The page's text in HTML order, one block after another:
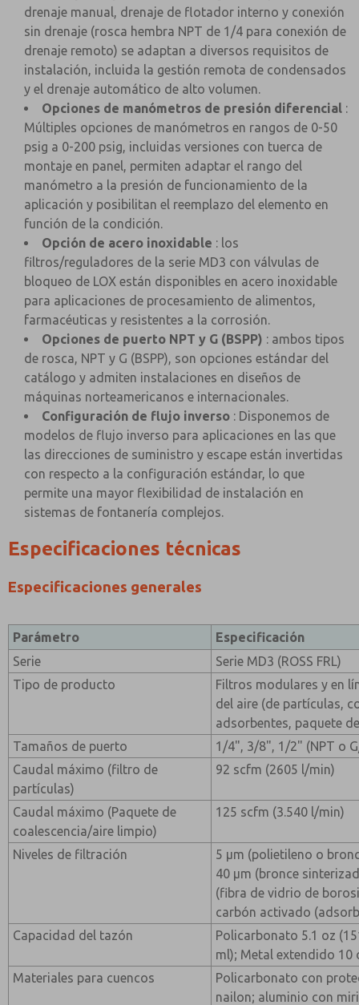
drenaje manual, drenaje de flotador interno y conexión
sin drenaje (rosca hembra NPT de 1/4 para conexión de
drenaje remoto) se adaptan a diversos requisitos de
instalación, incluida la gestión remota de condensados
y el drenaje automático de alto volumen.
Opciones de manómetros de presión diferencial :
Múltiples opciones de manómetros en rangos de 0-50
psig a 0-200 psig, incluidas versiones con tuerca de
montaje en panel, permiten adaptar el rango del
manómetro a la presión de funcionamiento de la
aplicación y posibilitan el reemplazo del elemento en
función de la condición.
Opción de acero inoxidable : los
filtros/reguladores de la serie MD3 con válvulas de
bloqueo de LOX están disponibles en acero inoxidable
para aplicaciones de procesamiento de alimentos,
farmacéuticas y resistentes a la corrosión.
Opciones de puerto NPT y G (BSPP) : ambos tipos
de rosca, NPT y G (BSPP), son opciones estándar del
catálogo y admiten instalaciones en diseños de
máquinas norteamericanos e internacionales.
Configuración de flujo inverso : Disponemos de
modelos de flujo inverso para aplicaciones en las que
las direcciones de suministro y escape están invertidas
con respecto a la configuración estándar, lo que
permite una mayor flexibilidad de instalación en
sistemas de fontanería complejos.
Especificaciones técnicas
Especificaciones generales
Parámetro
Especificación
Serie
Serie MD3 (ROSS FRL)
Tipo de producto
Filtros modulares y en
del aire (de partículas,
adsorbentes, paquete
Tamaños de puerto
1/4", 3/8", 1/2" (NPT o
Caudal máximo (filtro de
partículas)
92 scfm (2605 l/min)
Caudal máximo (Paquete de
coalescencia/aire limpio)
125 scfm (3.540 l/min)
Niveles de filtración
5 µm (polietileno o
40 µm (bronce
(fibra de vidrio de
carbón activado
Capacidad del tazón
Policarbonato 5.1 oz
ml); Metal extendido 10
Materiales para cuencos
Policarbonato con
nailon; aluminio con